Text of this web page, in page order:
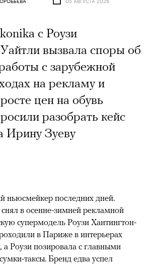
с Роузи
вызвала споры об
с зарубежной
на рекламу и
цен на обувь
разобрать кейс
Ирину Зуеву
ньюсмейкер последних дней.
в осенне-зимней рекламной
супермодель Роузи Хантингтон-
в Париже в интерьерах
Роузи позировала с главными
таксы. Бренд едва успел